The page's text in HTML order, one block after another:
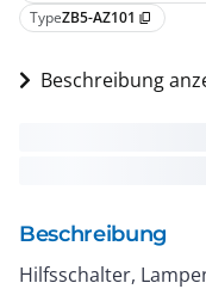
TypeZB5-AZ101 content_copy
Beschreibung
Beschreibung
Hilfsschalter,